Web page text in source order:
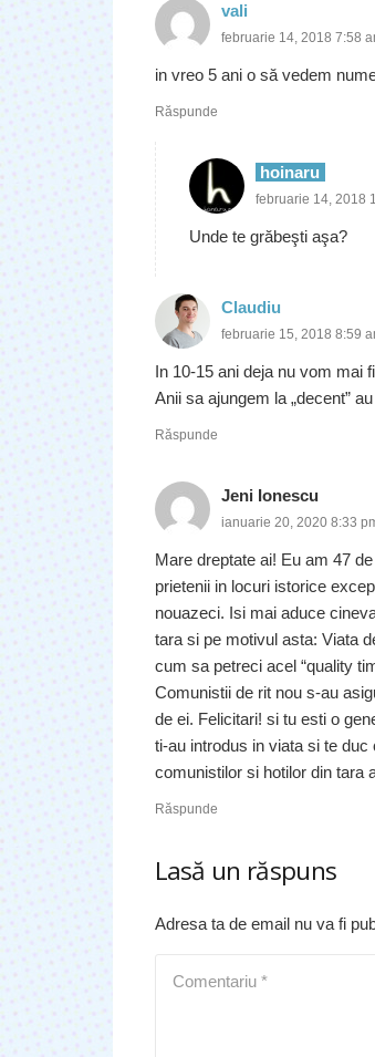
vali
februarie 14, 2018 7:58
in vreo 5 ani o să vedem
Răspunde
hoinaru
februarie 14, 2018
Unde te grăbeşti aşa?
Claudiu
februarie 15, 2018 8:59
In 10-15 ani deja nu vom mai
Anii sa ajungem la „decent”
Răspunde
Jeni Ionescu
ianuarie 20, 2020 8:33
Mare dreptate ai! Eu am 47
prietenii in locuri istorice
nouazeci. Isi mai aduce
tara si pe motivul asta: Viata
cum sa petreci acel “quality
Comunistii de rit nou s-au
de ei. Felicitari! si tu esti o
ti-au introdus in viata si te
comunistilor si hotilor din tara
Răspunde
Lasă un răspuns
Adresa ta de email nu va fi